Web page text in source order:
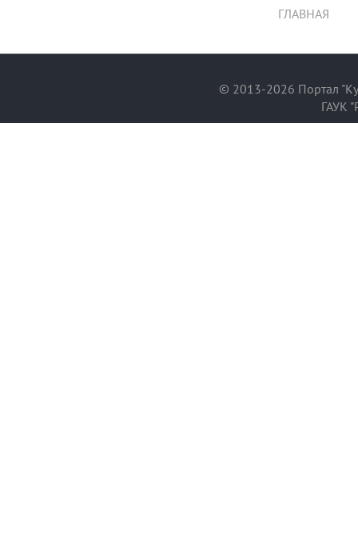
ГЛАВНАЯ
© 2013-2026 Портал
ГАУК